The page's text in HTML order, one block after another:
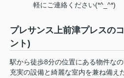
軽にご連絡ください(*^_^*)
プレサンス上前津プレスの
ント)
駅から徒歩8分の位置にある物件な
充実の設備と綺麗な室内を兼ね備